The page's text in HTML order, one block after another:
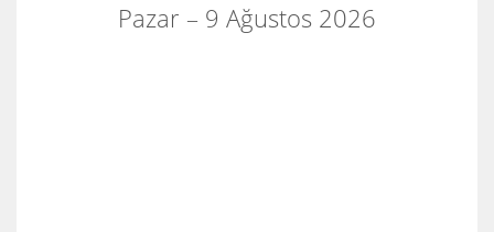
Pazar – 9 Ağustos 2026